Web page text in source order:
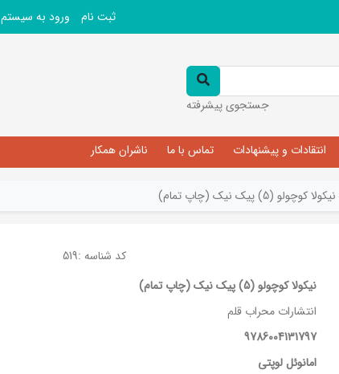
ثبت نام ورود به سیستم
جستجوی پیشرفته
انتقادات و پیشنهادات تماس با ما ناشران همکار
نیکولا کوچولو (5) پیک نیک (چاپ تمام)
کد شناسه :519
نیکولا کوچولو (5) پیک نیک (چاپ تمام)
انتشارات محراب قلم
9786004131797
امانوئل لوپتی